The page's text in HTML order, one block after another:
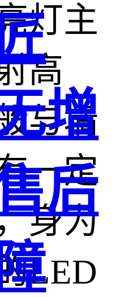
灯主
高
与墙
一定
身为
LED
增
后